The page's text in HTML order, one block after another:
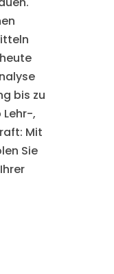
bis zu
Lehr-,
Mit
Sie